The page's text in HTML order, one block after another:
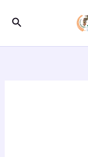
Search